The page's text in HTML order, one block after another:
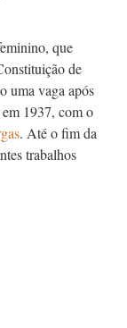
que
de
uma vaga após
1937, com o
. Até o fim da
trabalhos